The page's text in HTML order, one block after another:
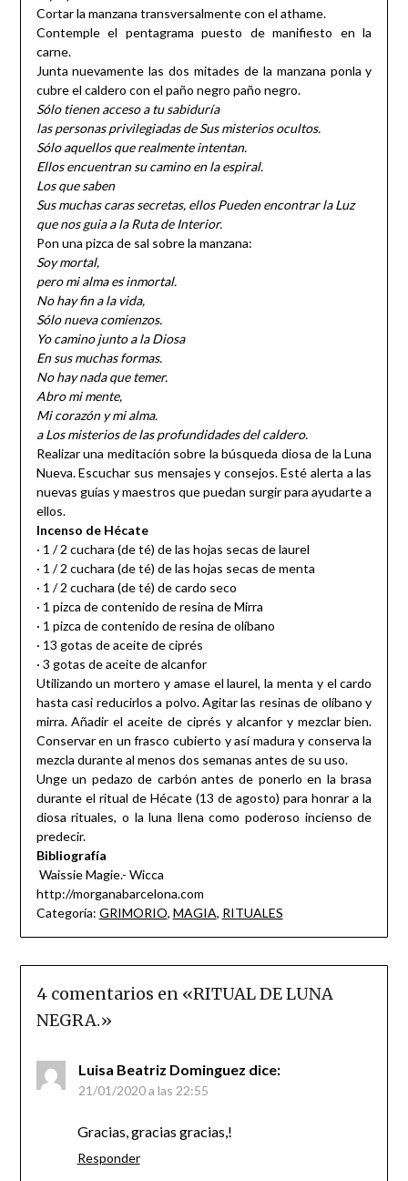
Cortar la manzana transversalmente con el athame.
Contemple el pentagrama puesto de manifiesto en la
carne.
Junta nuevamente las dos mitades de la manzana ponla y
cubre el caldero con el paño negro paño negro.
Sólo tienen acceso a tu sabiduría
las personas privilegiadas de Sus misterios ocultos.
Sólo aquellos que realmente intentan.
Ellos encuentran su camino en la espiral.
Los que saben
Sus muchas caras secretas, ellos Pueden encontrar la Luz
que nos guia a la Ruta de Interior.
Pon una pizca de sal sobre la manzana:
Soy mortal,
pero mi alma es inmortal.
No hay fin a la vida,
Sólo nueva comienzos.
Yo camino junto a la Diosa
En sus muchas formas.
No hay nada que temer.
Abro mi mente,
Mi corazón y mi alma.
a Los misterios de las profundidades del caldero.
Realizar una meditación sobre la búsqueda diosa de la Luna
Nueva. Escuchar sus mensajes y consejos. Esté alerta a las
nuevas guías y maestros que puedan surgir para ayudarte a
ellos.
Incenso de Hécate
· 1 / 2 cuchara (de té) de las hojas secas de laurel
· 1 / 2 cuchara (de té) de las hojas secas de menta
· 1 / 2 cuchara (de té) de cardo seco
· 1 pizca de contenido de resina de Mirra
· 1 pizca de contenido de resina de olíbano
· 13 gotas de aceite de ciprés
· 3 gotas de aceite de alcanfor
Utilizando un mortero y amase el laurel, la menta y el cardo
hasta casi reducirlos a polvo. Agitar las resinas de olíbano y
mirra. Añadir el aceite de ciprés y alcanfor y mezclar bien.
Conservar en un frasco cubierto y así madura y conserva la
mezcla durante al menos dos semanas antes de su uso.
Unge un pedazo de carbón antes de ponerlo en la brasa
durante el ritual de Hécate (13 de agosto) para honrar a la
diosa rituales, o la luna llena como poderoso incienso de
predecir.
Bibliografía
Waissie Magie.- Wicca
http://morganabarcelona.com
Categoría: GRIMORIO, MAGIA, RITUALES
4 comentarios en «RITUAL DE LUNA
NEGRA.»
Luisa Beatriz Dominguez dice:
21/01/2020 a las 22:55
Gracias, gracias gracias,!
Responder